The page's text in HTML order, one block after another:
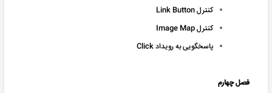
کنترل Link Button
کنترل Image Map
پاسخگویی به رویداد Click
فصل چهارم